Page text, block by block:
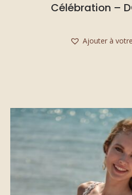
Célébration –
Ajouter à